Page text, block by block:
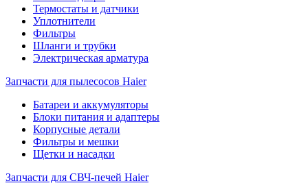
Термостаты и датчики
Уплотнители
Фильтры
Шланги и трубки
Электрическая арматура
Запчасти для пылесосов Haier
Батареи и аккумуляторы
Блоки питания и адаптеры
Корпусные детали
Фильтры и мешки
Щетки и насадки
Запчасти для СВЧ-печей Haier